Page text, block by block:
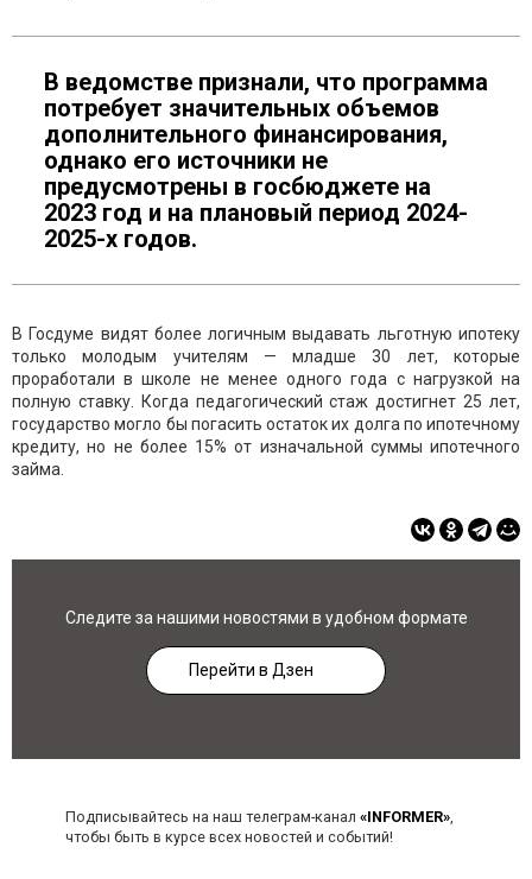
В ведомстве признали, что программа
потребует значительных объемов
дополнительного финансирования,
однако его источники не
предусмотрены в госбюджете на
2023 год и на плановый период 2024-
2025-х годов.
В Госдуме видят более логичным выдавать льготную ипотеку
только молодым учителям — младше 30 лет, которые
проработали в школе не менее одного года с нагрузкой на
полную ставку. Когда педагогический стаж достигнет 25 лет,
государство могло бы погасить остаток их долга по ипотечному
кредиту, но не более 15% от изначальной суммы ипотечного
займа.
Следите за нашими новостями в удобном формате
Перейти в Дзен
Подписывайтесь на наш телеграм-канал «INFORMER»,
чтобы быть в курсе всех новостей и событий!